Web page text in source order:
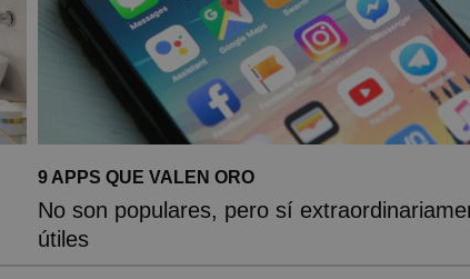
9 APPS QUE VALEN ORO
No son populares, pero sí
útiles